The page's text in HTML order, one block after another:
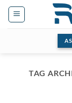
Skip
TAG